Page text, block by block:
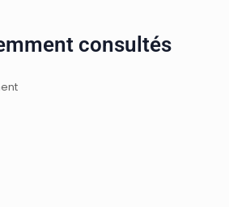
consultés